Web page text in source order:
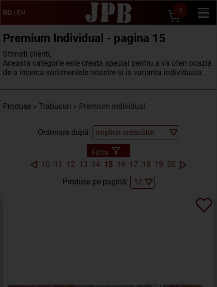
RO | EN 0
Premium Individual - pagina 15
Stimati clienti,
Aceasta categorie este creata special pentru a va oferi ocazia
de a incerca sortimentele noastre si in varianta individuala.
Produse » Trabucuri » Premium Individual
Ordonare după:
Filtre
10 11 12 13 14 15 16 17 18 19 20
Produse pe pagină: